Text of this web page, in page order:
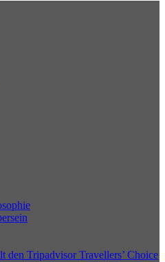
den Tripadvisor Travellers’ Choice